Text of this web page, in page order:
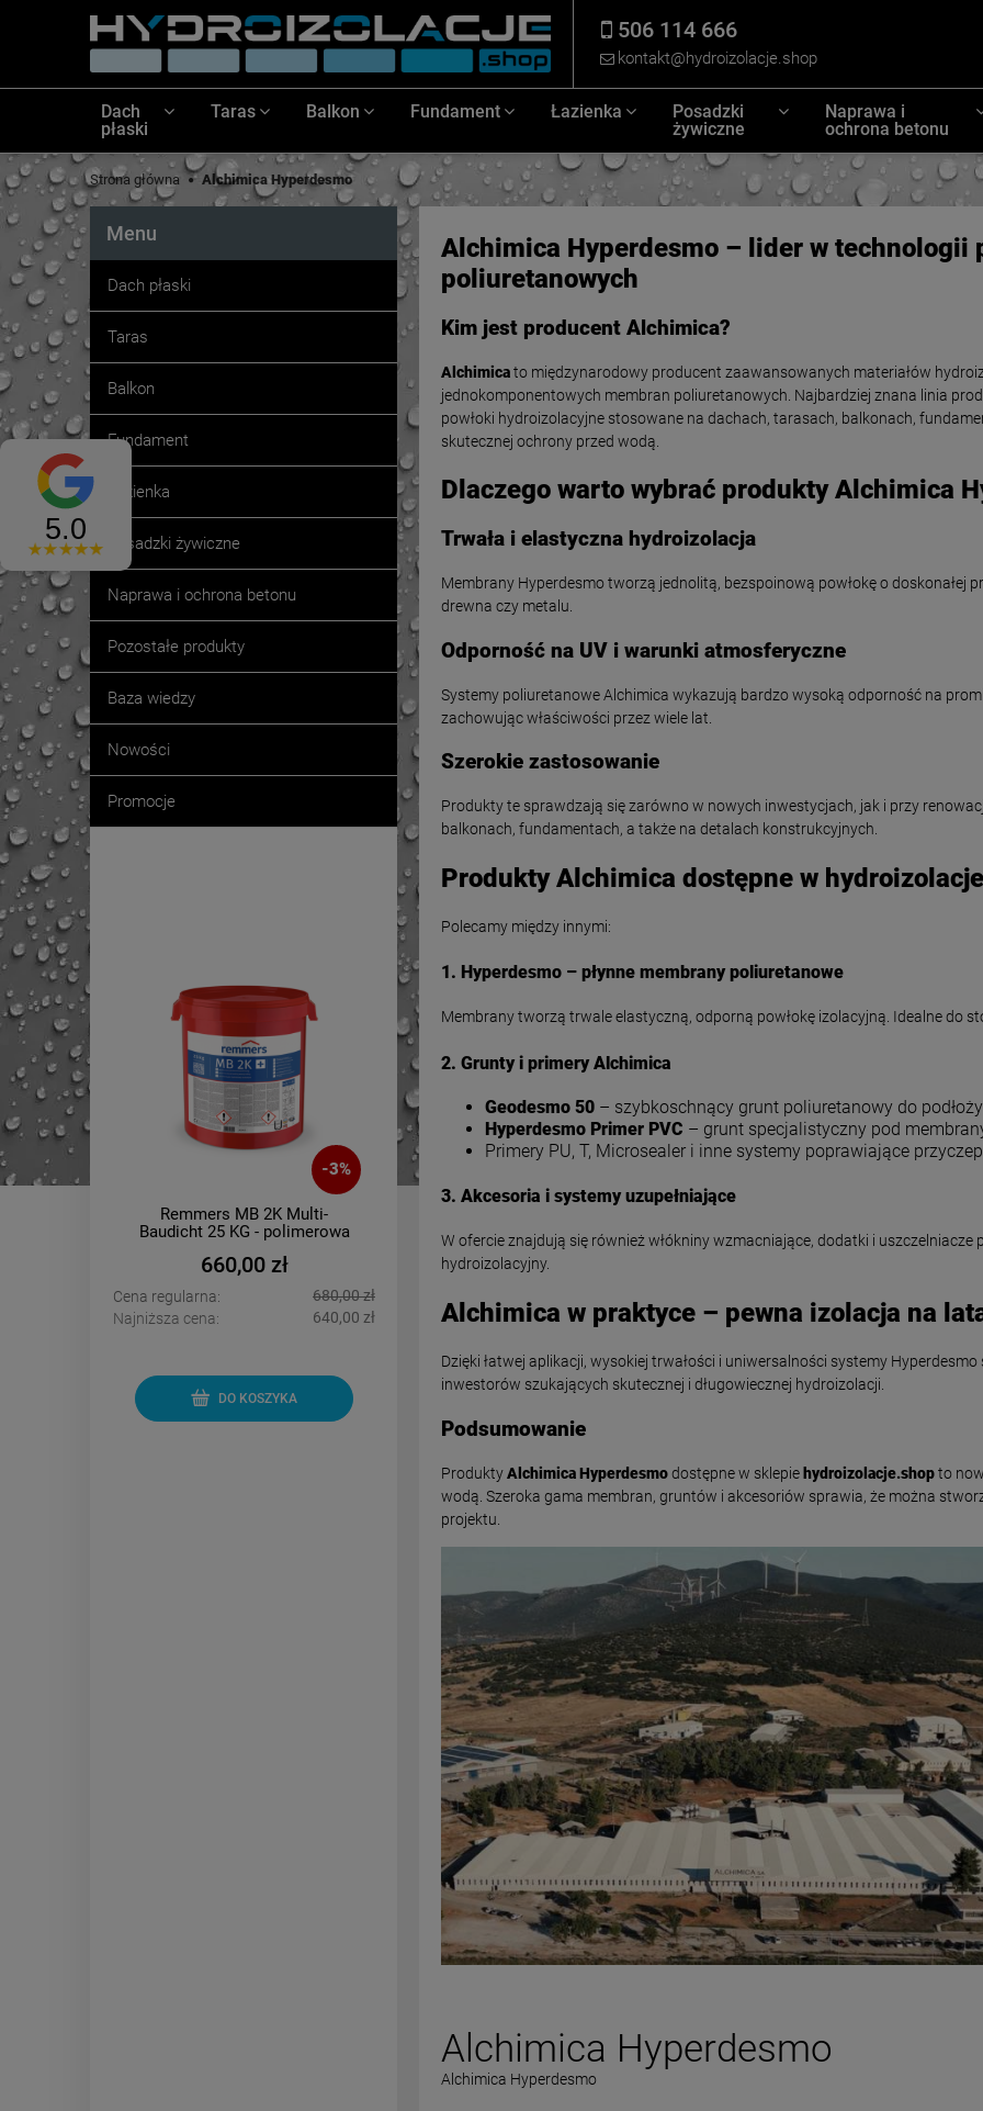
506 114 666
kontakt@hydroizolacje.shop
Dach
płaski
Taras Balkon Fundament Łazienka
Posadzki
żywiczne
Naprawa i
ochrona betonu
Strona główna Alchimica Hyperdesmo
Menu
Dach płaski
Taras
Balkon
Fundament
Łazienka
Posadzki żywiczne
Naprawa i ochrona betonu
Pozostałe produkty
Baza wiedzy
Nowości
Promocje
- -3%
Remmers MB 2K Multi-
Baudicht 25 KG - polimerowa
660,00 zł
Cena regularna:
680,00 zł
Najniższa cena:
640,00 zł
DO KOSZYKA
oddylatowująca pod płytki
5m2
340,00 zł
Najniższa cena:
360,00 zł
elastyczna zaprawa
uszczelniająca 20kg
Najniższa cena:
320,00
Alchimica Hyperdesmo – lider w technologii
poliuretanowych
Kim jest producent Alchimica?
Alchimicato międzynarodowy producent zaawansowanych materiałów
jednokomponentowych membran poliuretanowych. Najbardziej znana linia
powłoki hydroizolacyjne stosowane na dachach, tarasach, balkonach,
skutecznej ochrony przed wodą.
Dlaczego warto wybrać produkty Alchimica
Trwała i elastyczna hydroizolacja
Membrany Hyperdesmo tworzą jednolitą, bezspoinową powłokę o doskonałej
drewna czy metalu.
Odporność na UV i warunki atmosferyczne
Systemy poliuretanowe Alchimica wykazują bardzo wysoką odporność na
zachowując właściwości przez wiele lat.
Szerokie zastosowanie
Produkty te sprawdzają się zarówno w nowych inwestycjach, jak i przy
balkonach, fundamentach, a także na detalach konstrukcyjnych.
Produkty Alchimica dostępne w
Polecamy między innymi:
1. Hyperdesmo – płynne membrany poliuretanowe
Membrany tworzą trwale elastyczną, odporną powłokę izolacyjną. Idealne do
2. Grunty i primery Alchimica
Geodesmo 50 – szybkoschnący grunt poliuretanowy do
Hyperdesmo Primer PVC – grunt specjalistyczny pod
Primery PU, T, Microsealer i inne systemy poprawiające
3. Akcesoria i systemy uzupełniające
W ofercie znajdują się również włókniny wzmacniające, dodatki i
hydroizolacyjny.
Alchimica w praktyce – pewna izolacja na
Dzięki łatwej aplikacji, wysokiej trwałości i uniwersalności systemy
inwestorów szukających skutecznej i długowiecznej hydroizolacji.
Podsumowanie
ProduktyAlchimica Hyperdesmodostępne w sklepiehydroizolacje.shopto
wodą. Szeroka gama membran, gruntów i akcesoriów sprawia, że można
projektu.
Alchimica Hyperdesmo
Alchimica Hyperdesmo